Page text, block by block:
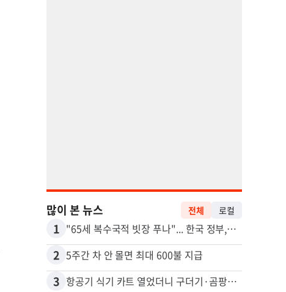
많이 본 뉴스 전체 로컬
1 "65세 복수국적 빗장 푸나"... 한국 정부, 연령 완화 전면 추진
2 5주간 차 안 몰면 최대 600불 지급
3 항공기 식기 카트 열었더니 구더기·곰팡이…LAX 기내식 업체 논란